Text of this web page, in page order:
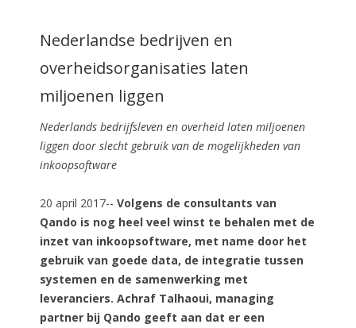
Nederlandse bedrijven en
overheidsorganisaties laten
miljoenen liggen
Nederlands bedrijfsleven en overheid laten miljoenen
liggen door slecht gebruik van de mogelijkheden van
inkoopsoftware
20 april 2017-- Volgens de consultants van
Qando is nog heel veel winst te behalen met de
inzet van inkoopsoftware, met name door het
gebruik van goede data, de integratie tussen
systemen en de samenwerking met
leveranciers. Achraf Talhaoui, managing
partner bij Qando geeft aan dat er een